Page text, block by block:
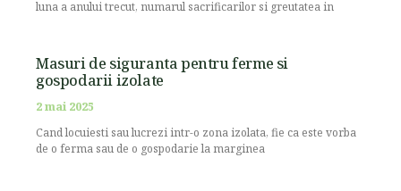
luna a anului trecut, numarul sacrificarilor si greutatea in
Masuri de siguranta pentru ferme si
gospodarii izolate
2 mai 2025
Cand locuiesti sau lucrezi intr-o zona izolata, fie ca este vorba
de o ferma sau de o gospodarie la marginea